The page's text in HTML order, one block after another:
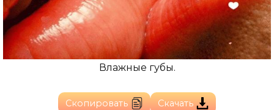
Влажные губы.
Скопировать Скачать